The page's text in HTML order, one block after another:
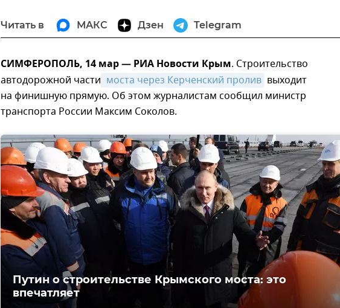
Читать в МАКС Дзен Telegram
СИМФЕРОПОЛЬ, 14 мар — РИА Новости Крым. Строительство
автодорожной части моста через Керченский пролив выходит
на финишную прямую. Об этом журналистам сообщил министр
транспорта России Максим Соколов.
Путин о строительстве Крымского моста: это
впечатляет